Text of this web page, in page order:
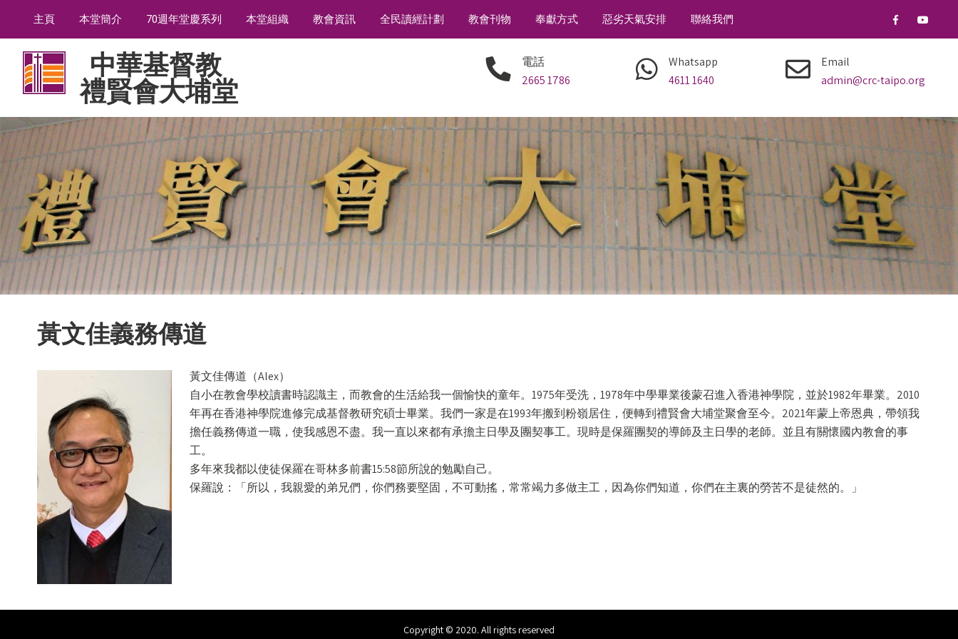
主頁 本堂簡介 70週年堂慶系列 本堂組織 教會資訊 全民讀經計劃 教會刊物 奉獻方式 惡劣天氣安排 聯絡我們
中華基督教
禮賢會大埔堂
電話
2665 1786
Whatsapp
4611 1640
Email
admin@crc-taipo.org
黃文佳義務傳道
黃文佳傳道（Alex）
自小在教會學校讀書時認識主，而教會的生活給我一個愉快的童年。1975年受洗，1978年中學畢業後蒙召進入香港神學院，並於1982年畢業。2010
年再在香港神學院進修完成基督教研究碩士畢業。我們一家是在1993年搬到粉嶺居住，便轉到禮賢會大埔堂聚會至今。2021年蒙上帝恩典，帶領我
擔任義務傳道一職，使我感恩不盡。我一直以來都有承擔主日學及團契事工。現時是保羅團契的導師及主日學的老師。並且有關懷國內教會的事
工。
多年來我都以使徒保羅在哥林多前書15:58節所說的勉勵自己。
保羅說：「所以，我親愛的弟兄們，你們務要堅固，不可動搖，常常竭力多做主工，因為你們知道，你們在主裏的勞苦不是徒然的。」
Copyright © 2020. All rights reserved